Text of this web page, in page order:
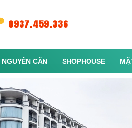
0937.459.336
NGUYÊN CĂN SHOPHOUSE